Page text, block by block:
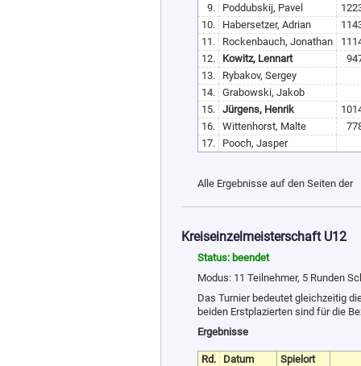
9.
Poddubskij, Pavel
10.
Habersetzer, Adrian
11.
Rockenbauch, Jonathan
12.
Kowitz, Lennart
13.
Rybakov, Sergey
14.
Grabowski, Jakob
15.
Jürgens, Henrik
16.
Wittenhorst, Malte
17.
Pooch, Jasper
Alle Ergebnisse auf den Seiten der
Kreiseinzelmeisterschaft U12
Status: beendet
Modus: 11 Teilnehmer, 5 Runden
Das Turnier bedeutet gleichzeitig
beiden Erstplazierten sind für die
Ergebnisse
Rd. Datum
Spielort